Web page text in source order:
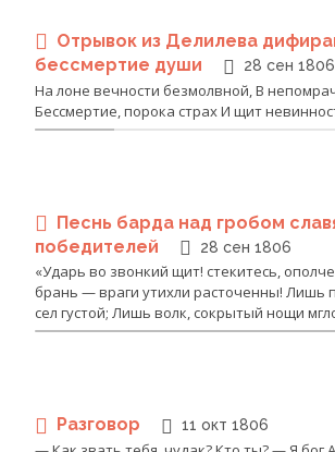
Отрывок из Делилева
бессмертие души
28 сен 1806
На лоне вечности безмолвной, В
Бессмертие, порока страх И щит
Песнь барда над гробом
победителей
28 сен 1806
«Ударь во звонкий щит! стекитесь,
брань — враги утихли расточенны! Лишь
сел густой; Лишь волк, сокрытый нощи
Разговор 11 окт 1806